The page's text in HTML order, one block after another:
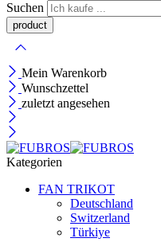
Suchen
Mein Warenkorb
Wunschzettel
zuletzt angesehen
Kategorien
FAN TRIKOT
Deutschland
Switzerland
Türkiye